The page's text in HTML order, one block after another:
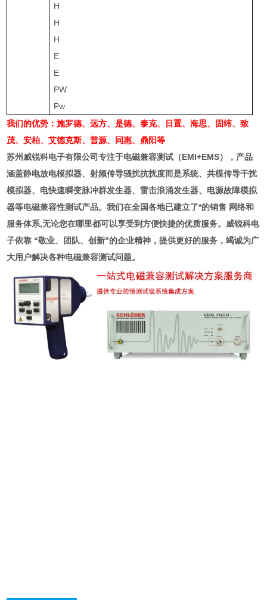
H
H
H
E
E
PW
Pw
我们的优势：施罗德、远方、是德、泰克、日置、海思、固纬、致
茂、安柏、艾德克斯、普源、
同惠、鼎阳等
苏州威锐科电子有限公司专注于电磁兼容测试（EMI+EMS），产品
涵盖静电放电模拟器、射频传导骚扰抗扰度而是系统、共模传导干扰
模拟器、电快速瞬变脉冲群发生器、雷击浪涌发生器、电源故障模拟
器等电磁兼容性测试产品。我们在全国各地已建立了*的销售 网络和
服务体系,无论您在哪里都可以享受到方便快捷的优质服务。威锐科电
子依靠 “敬业、团队、创新"的企业精神，提供更好的服务，竭诚为广
大用户解决各种电磁兼容测试问题。